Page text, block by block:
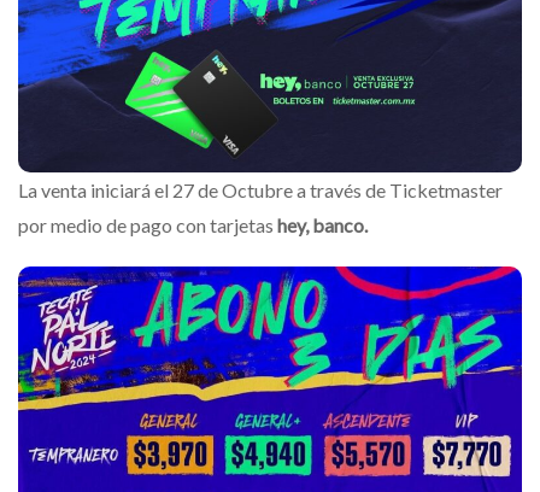
La venta iniciará el 27 de Octubre a través de Ticketmaster
por medio de pago con tarjetas hey, banco.